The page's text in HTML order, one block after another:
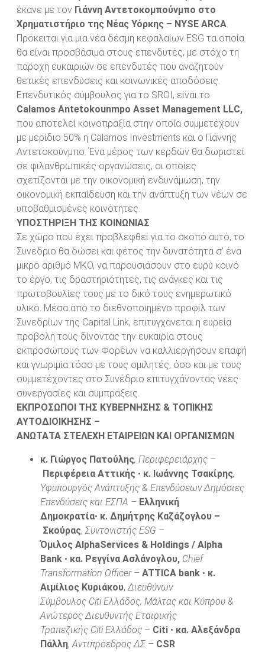
έκανε με τον Γιάννη Αντετοκομπούνμπο στο
Χρηματιστήριο της Νέας Υόρκης – NYSE ARCA.
Πρόκειται για μια νέα δέσμη κεφαλαίων ESG τα οποία
θα είναι προσβάσιμα στους επενδυτές, με στόχο τη
παροχή ευκαιριών σε επενδυτές που αναζητούν
θετικές επενδύσεις και κοινωνικές αποδόσεις.
Επενδυτικός σύμβουλος για το SROI, είναι το
Calamos Antetokounmpo Asset Management LLC,
που αποτελεί κοινοπραξία στην οποία συμμετέχουν
με μερίδιο 50% η Calamos Investments και ο Γιάννης
Αντετοκούνμπο. Ένα μέρος των κερδών θα δωριστεί
σε φιλανθρωπικές οργανώσεις, οι οποίες
σχετίζονται με την οικονομική ενδυνάμωση, την
οικονομική εκπαίδευση και την ανάπτυξη των νέων σε
υποβαθμισμένες κοινότητες.
ΥΠΟΣΤΗΡΙΞΗ ΤΗΣ ΚΟΙΝΩΝΙΑΣ
Σε χώρο που έχει προβλεφθεί για το σκοπό αυτό, το
Συνέδριο θα δώσει και φέτος την δυνατότητα σ’ ένα
μικρό αριθμό ΜΚΟ, να παρουσιάσουν στο ευρύ κοινό
το έργο, τις δραστηριότητες, τις ανάγκες και τις
πρωτοβουλίες τους με το δικό τους ενημερωτικό
υλικό. Μέσα από το διεθνοποιημένο προφίλ των
Συνεδρίων της Capital Link, επιτυγχάνεται η ευρεία
προβολή τους δίνοντας την ευκαιρία στους
εκπροσώπους των Φορέων να καλλιεργήσουν επαφή
και γνωριμία τόσο με τους ομιλητές, όσο και με τους
συμμετέχοντες στο Συνέδριο επιτυγχάνοντας νέες
συνεργασίες και συμπράξεις.
ΕΚΠΡΟΣΩΠΟΙ ΤΗΣ ΚΥΒΕΡΝΗΣΗΣ & ΤΟΠΙΚΗΣ
ΑΥΤΟΔΙΟΙΚΗΣΗΣ –
ΑΝΩΤΑΤΑ ΣΤΕΛΕΧΗ ΕΤΑΙΡΕΙΩΝ ΚΑΙ ΟΡΓΑΝΙΣΜΩΝ
κ. Γιώργος Πατούλης, Περιφερειάρχης –
Περιφέρεια Αττικής • κ. Ιωάννης Τσακίρης,
Υφυπουργός Ανάπτυξης & Επενδύσεων Δημόσιες
Επενδύσεις και ΕΣΠΑ – Ελληνική
Δημοκρατία• κ. Δημήτρης Καζάζογλου –
Σκούρας,Συντονιστής ESG –
Όμιλος AlphaServices & Holdings / Alpha
Bank • κα. Ρεγγίνα Ασλάνογλου, Chief
Transformation Officer– ATTICA bank • κ.
Αιμίλιος Κυριάκου,Διευθύνων
Σύμβουλος Citi Ελλάδος, Μάλτας και Κύπρου &
Ανώτερος Διευθυντής Εταιρικής
Τραπεζικής Citi Ελλάδος – Citi • κα. Αλεξάνδρα
Πάλλη,Αντιπρόεδρος ΔΣ – CSR